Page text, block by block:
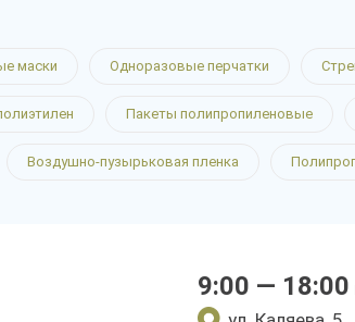
маски Одноразовые перчатки
Пакеты полипропиленовые
Воздушно-пузырьковая пленка
9:00 — 18:00